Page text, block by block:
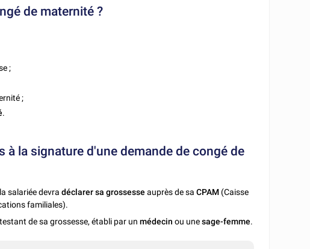
de maternité ?
;
;
.
à la signature d'une demande de congé de
salariée devradéclarer sa grossesseauprès de sa CPAM (Caisse
familiales).
de sa grossesse, établi par unmédecin ou unesage-femme.